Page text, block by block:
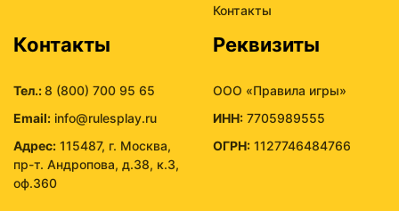
Контакты
Контакты
Тел.:8 (800) 700 95 65
Email: info@rulesplay.ru
Адрес: 115487, г. Москва,
пр-т. Андропова, д.38, к.3,
оф.360
Реквизиты
ООО «Правила игры»
ИНН: 7705989555
ОГРН: 1127746484766